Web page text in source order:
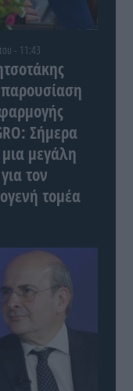
- 11:43
Σήμερα
μια μεγάλη
τον
τομέα